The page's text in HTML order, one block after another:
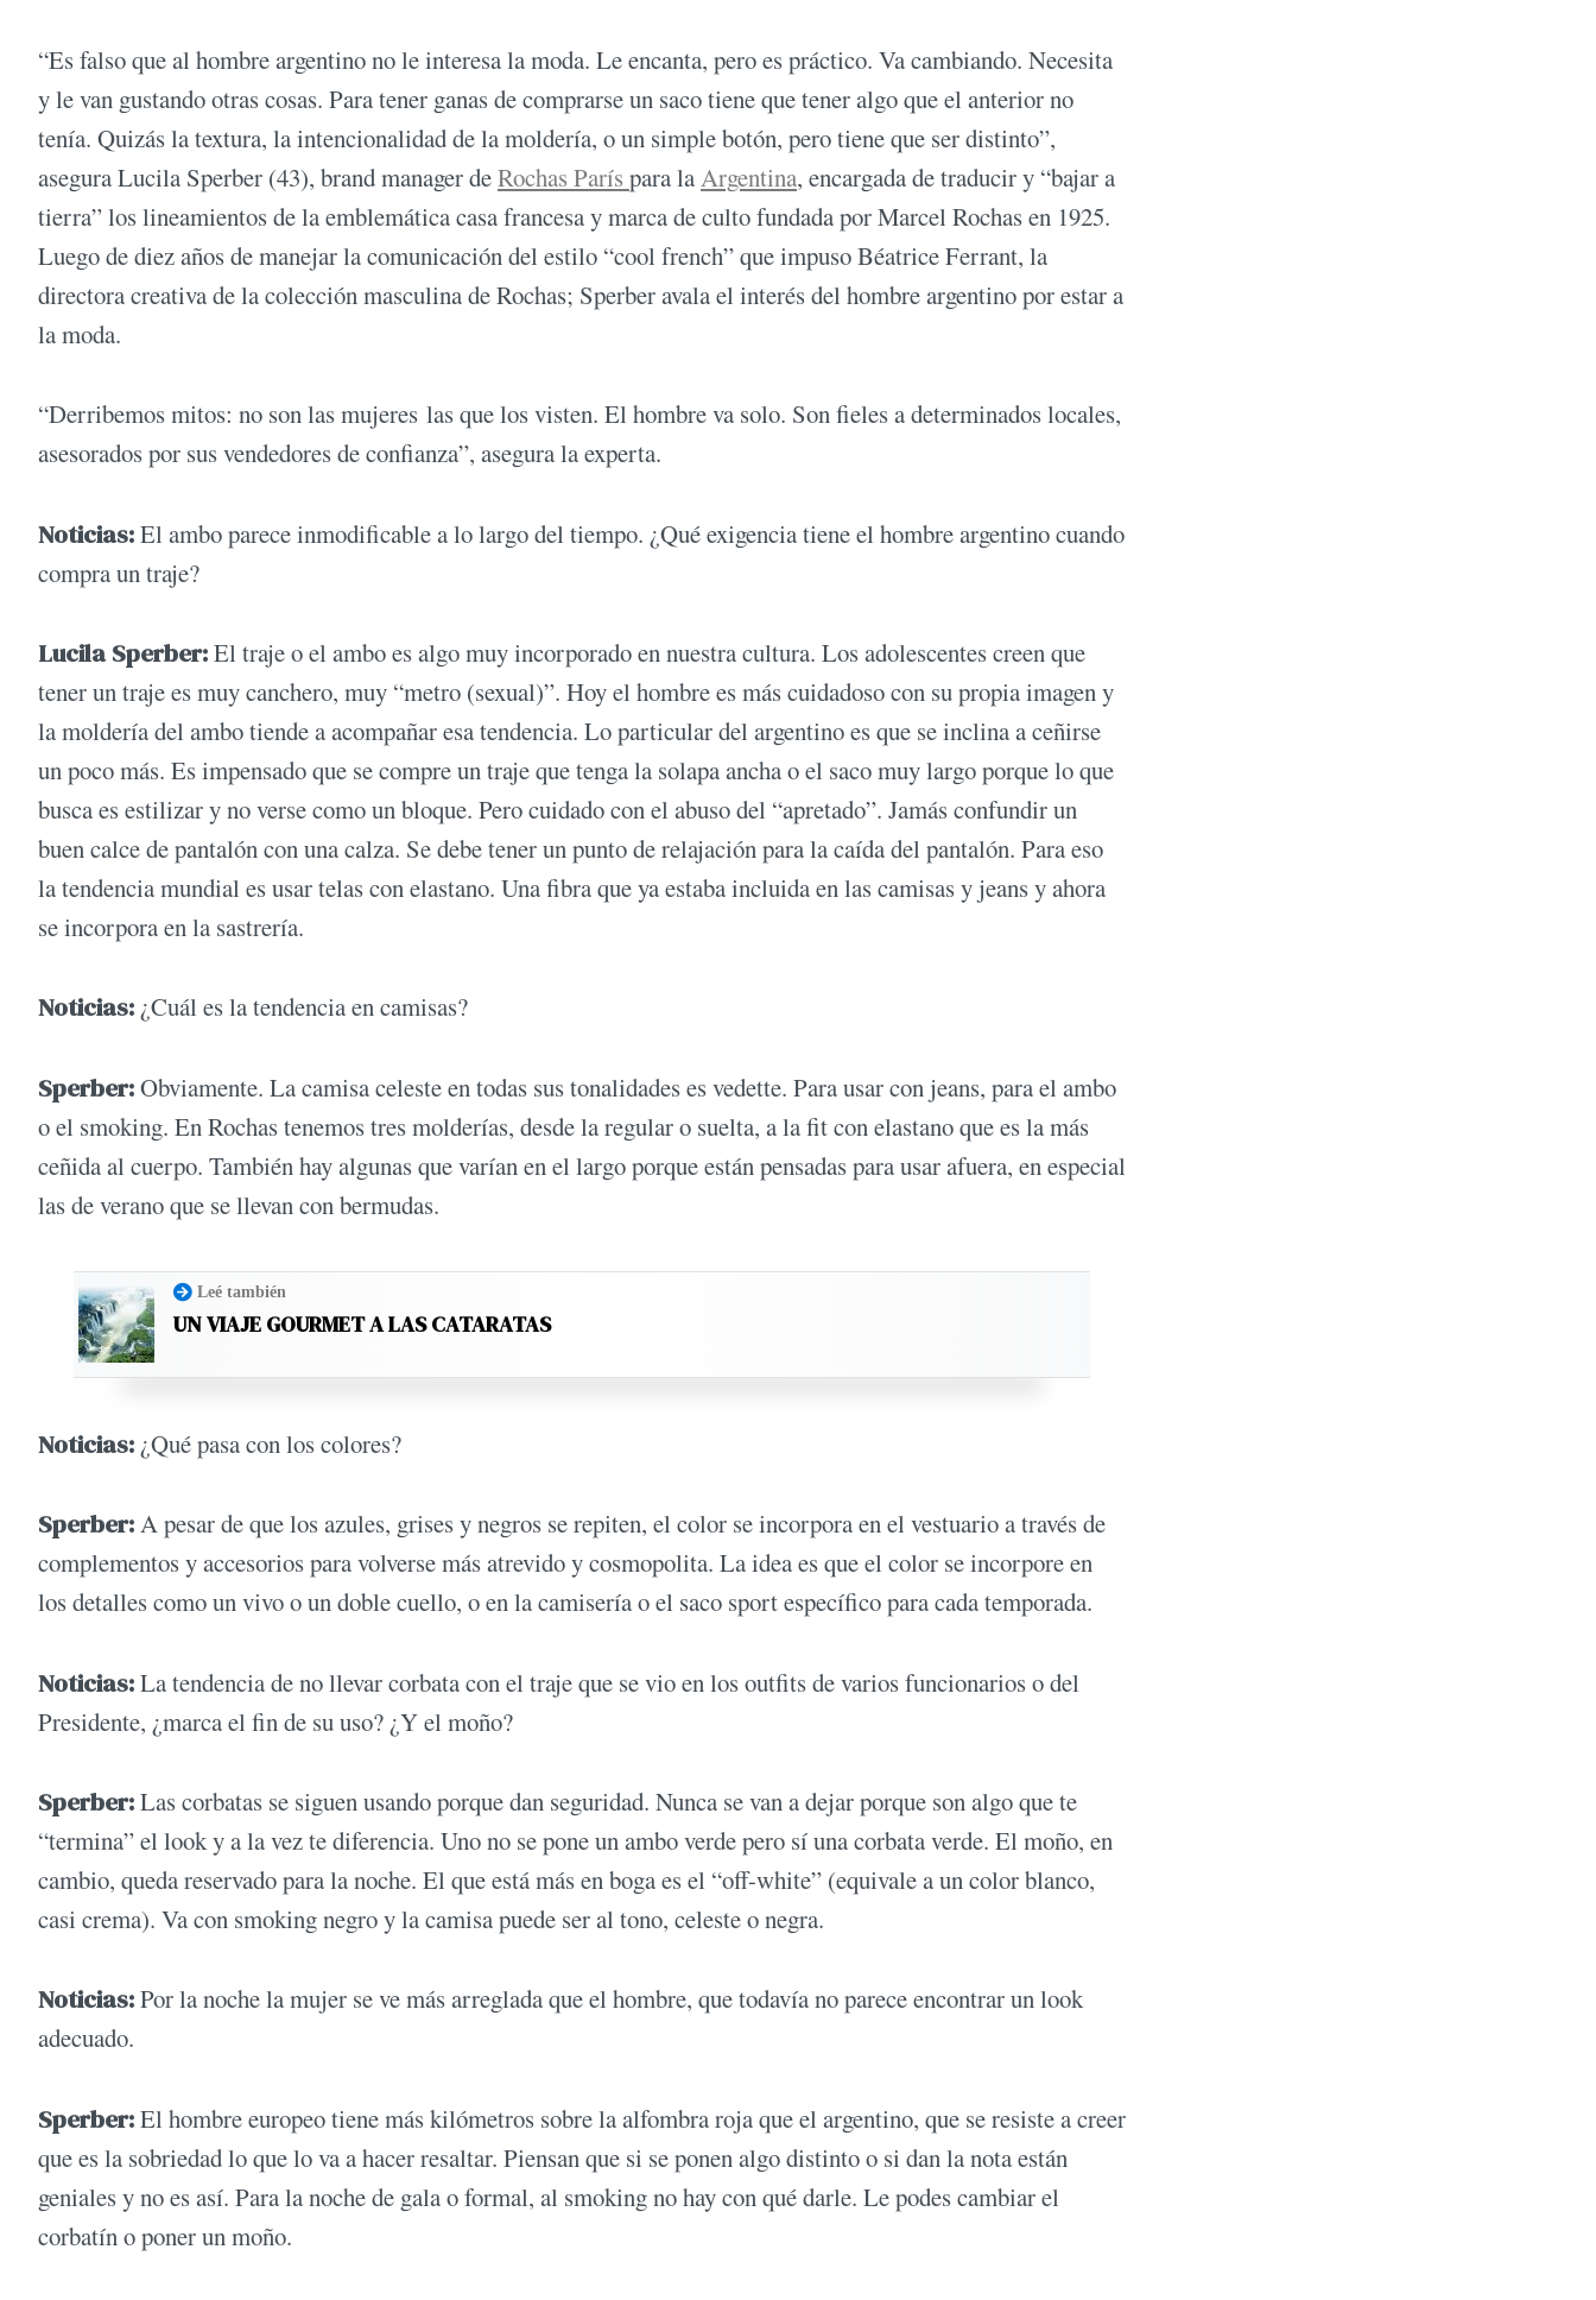
“Es falso que al hombre argentino no le interesa la moda. Le encanta, pero es práctico. Va cambiando. Necesita
y le van gustando otras cosas. Para tener ganas de comprarse un saco tiene que tener algo que el anterior no
tenía. Quizás la textura, la intencionalidad de la moldería, o un simple botón, pero tiene que ser distinto”,
asegura Lucila Sperber (43), brand manager deRochas París para laArgentina, encargada de traducir y “bajar a
tierra” los lineamientos de la emblemática casa francesa y marca de culto fundada por Marcel Rochas en 1925.
Luego de diez años de manejar la comunicación del estilo “cool french” que impuso Béatrice Ferrant, la
directora creativa de la colección masculina de Rochas; Sperber avala el interés del hombre argentino por estar a
la moda.
“Derribemos mitos: no son las mujeres las que los visten. El hombre va solo. Son fieles a determinados locales,
asesorados por sus vendedores de confianza”, asegura la experta.
Noticias:El ambo parece inmodificable a lo largo del tiempo. ¿Qué exigencia tiene el hombre argentino cuando
compra un traje?
Lucila Sperber:El traje o el ambo es algo muy incorporado en nuestra cultura. Los adolescentes creen que
tener un traje es muy canchero, muy “metro (sexual)”. Hoy el hombre es más cuidadoso con su propia imagen y
la moldería del ambo tiende a acompañar esa tendencia. Lo particular del argentino es que se inclina a ceñirse
un poco más. Es impensado que se compre un traje que tenga la solapa ancha o el saco muy largo porque lo que
busca es estilizar y no verse como un bloque. Pero cuidado con el abuso del “apretado”. Jamás confundir un
buen calce de pantalón con una calza. Se debe tener un punto de relajación para la caída del pantalón. Para eso
la tendencia mundial es usar telas con elastano. Una fibra que ya estaba incluida en las camisas y jeans y ahora
se incorpora en la sastrería.
Noticias: ¿Cuál es la tendencia en camisas?
Sperber:Obviamente. La camisa celeste en todas sus tonalidades es vedette. Para usar con jeans, para el ambo
o el smoking. En Rochas tenemos tres molderías, desde la regular o suelta, a la fit con elastano que es la más
ceñida al cuerpo. También hay algunas que varían en el largo porque están pensadas para usar afuera, en especial
las de verano que se llevan con bermudas.
Leé también
UN VIAJE GOURMET A LAS CATARATAS
Noticias: ¿Qué pasa con los colores?
Sperber:A pesar de que los azules, grises y negros se repiten, el color se incorpora en el vestuario a través de
complementos y accesorios para volverse más atrevido y cosmopolita. La idea es que el color se incorpore en
los detalles como un vivo o un doble cuello, o en la camisería o el saco sport específico para cada temporada.
Noticias:La tendencia de no llevar corbata con el traje que se vio en los outfits de varios funcionarios o del
Presidente, ¿marca el fin de su uso? ¿Y el moño?
Sperber:Las corbatas se siguen usando porque dan seguridad. Nunca se van a dejar porque son algo que te
“termina” el look y a la vez te diferencia. Uno no se pone un ambo verde pero sí una corbata verde. El moño, en
cambio, queda reservado para la noche. El que está más en boga es el “off-white” (equivale a un color blanco,
casi crema). Va con smoking negro y la camisa puede ser al tono, celeste o negra.
Noticias:Por la noche la mujer se ve más arreglada que el hombre, que todavía no parece encontrar un look
adecuado.
Sperber:El hombre europeo tiene más kilómetros sobre la alfombra roja que el argentino, que se resiste a creer
que es la sobriedad lo que lo va a hacer resaltar. Piensan que si se ponen algo distinto o si dan la nota están
geniales y no es así. Para la noche de gala o formal, al smoking no hay con qué darle. Le podes cambiar el
corbatín o poner un moño.